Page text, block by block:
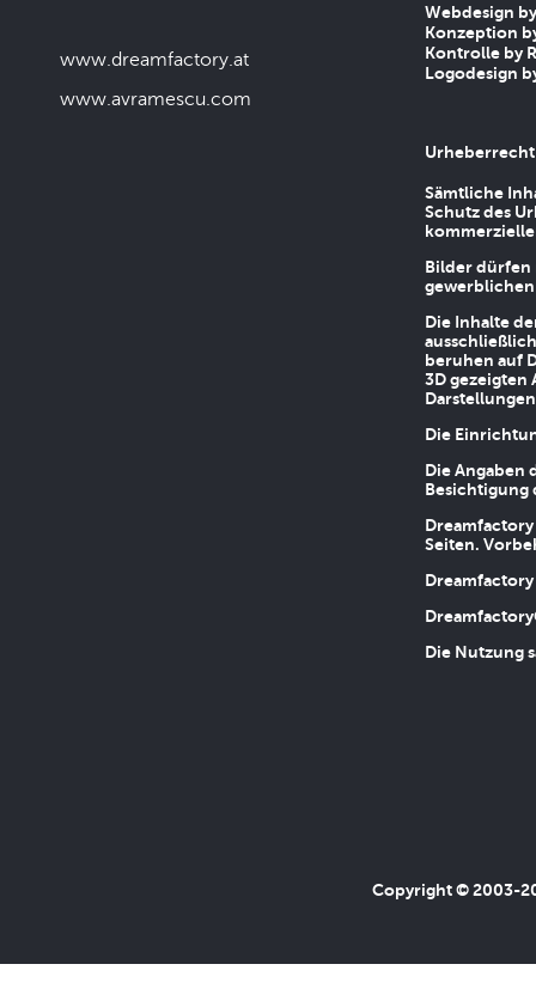
www.dreamfactory.at
www.avramescu.com
Webdesign
Konzeption
Kontrolle by
Logodesign
Urheberrecht
Sämtliche
Schutz des
Bilder dürfen
Die Inhalte
beruhen auf
3D gezeigten
Die
Die
Besichtigung
Seiten.
Die Nutzung
Copyright © 2003-